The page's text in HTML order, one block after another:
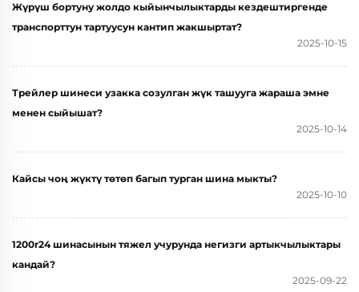
Жүрүш бортуну жолдо кыйынчылыктарды кездештиргенде
транспорттун тартуусун кантип жакшыртат?
2025-10-15
Трейлер шинеси узакка созулган жүк ташууга жараша эмне
менен сыйышат?
2025-10-14
Кайсы чоң жүктү төтөп багып турган шина мыкты?
2025-10-10
1200r24 шинасынын тяжел учурунда негизги артыкчылыктары
кандай?
2025-09-22